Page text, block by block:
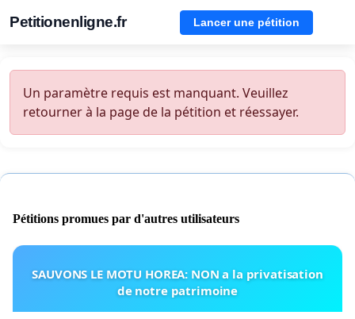
Petitionenligne.fr Lancer une pétition
Un paramètre requis est manquant. Veuillez
retourner à la page de la pétition et réessayer.
Pétitions promues par d'autres utilisateurs
SAUVONS LE MOTU HOREA: NON a la privatisation
de notre patrimoine